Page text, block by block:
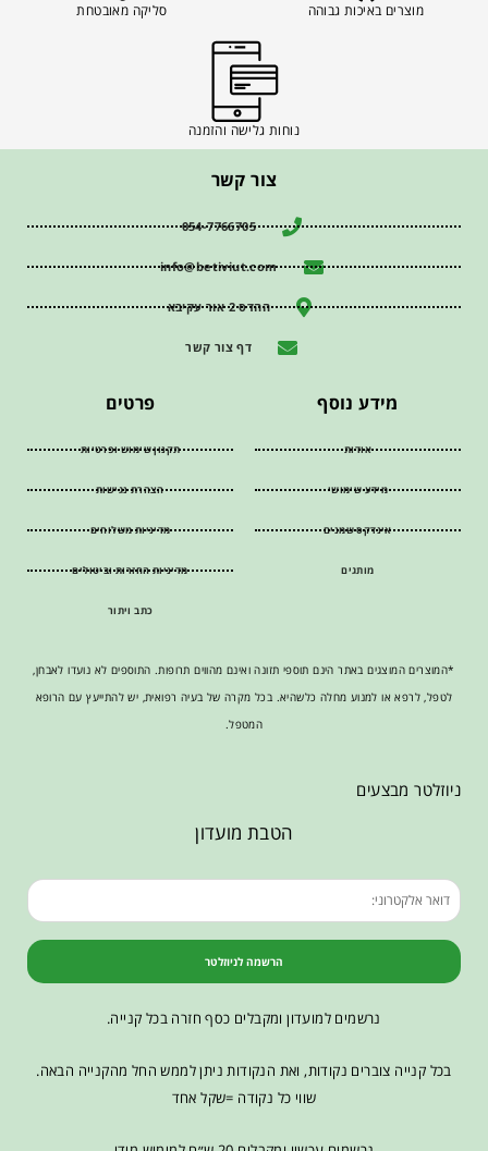
מוצרים באיכות גבוהה סליקה מאובטחת
נוחות גלישה והזמנה
צור קשר
054-7766705
info@betiviut.com
ההדס 2 אור עקיבא
דף צור קשר
מידע נוסף
אודות
מידע שימושי
אינדקס שמנים
מותגים
פרטים
תקנון שימוש ופרטיות
הצהרת נגישות
מדיניות משלוחים
מדיניות החזרות וביטולים
כתב ויתור
*המוצרים המוצגים באתר הינם תוספי תזונה ואינם מהווים תרופות. התוספים לא נועדו לאבחן,
לטפל, לרפא או למנוע מחלה כלשהיא. בכל מקרה של בעיה רפואית, יש להתייעץ עם הרופא
המטפל.
ניוזלטר מבצעים
הטבת מועדון
הרשמה לניוזלטר
נרשמים למועדון ומקבלים כסף חזרה בכל קנייה.
בכל קנייה צוברים נקודות, ואת הנקודות ניתן לממש החל מהקנייה הבאה.
שווי כל נקודה =שקל אחד